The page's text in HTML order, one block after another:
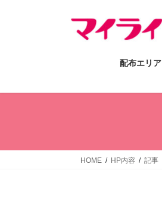
ス
ン
配布エリア
HOME HP内容 記事